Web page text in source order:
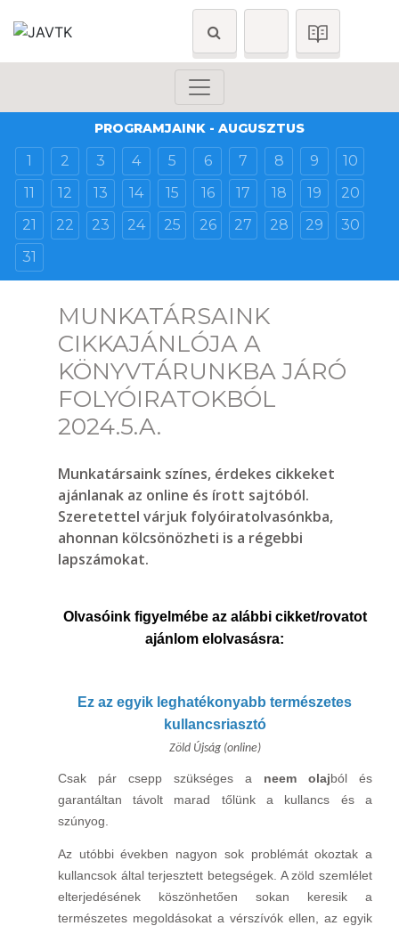
PROGRAMJAINK - AUGUSZTUS
1 2 3 4 5 6 7 8 9
10
11
12 13 14 15 16 17 18 19
20
21
22 23 24 25 26 27 28 29
30
31
MUNKATÁRSAINK
CIKKAJÁNLÓJA A
KÖNYVTÁRUNKBA JÁRÓ
FOLYÓIRATOKBÓL
2024.5.A.
Munkatársaink színes, érdekes cikkeket
ajánlanak az online és írott sajtóból.
Szeretettel várjuk folyóiratolvasónkba,
ahonnan kölcsönözheti is a régebbi
lapszámokat.
Olvasóink figyelmébe az alábbi cikket/rovatot
ajánlom elolvasásra:
Ez az egyik leghatékonyabb természetes
kullancsriasztó
Zöld Újság (online)
Csak pár csepp szükséges a neem olajból és
garantáltan távolt marad tőlünk a kullancs és a
szúnyog.
Az utóbbi években nagyon sok problémát okoztak a
kullancsok által terjesztett betegségek. A zöld szemlélet
elterjedésének köszönhetően sokan keresik a
természetes megoldásokat a vérszívók ellen, az egyik